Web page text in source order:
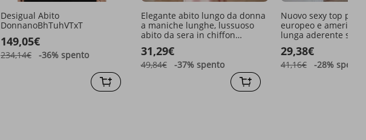
Desigual Abito
DonnanoBhTuhVTxT
149,05€
234,14€ -36% spento
Elegante abito lungo da donna
a maniche lunghe, lussuoso
abito da sera in chiffon
perfetto per le feste.
31,29€
49,84€ -37% spento
Nuovo sexy top
europeo e
lunga aderente sui
pesce che stringe la
29,38€
41,16€ -28% spento